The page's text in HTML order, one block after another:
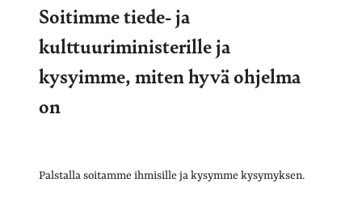
Soitimme tiede- ja
kulttuuriministerille ja
kysyimme, miten hyvä ohjelma
on
Palstalla soitamme ihmisille ja kysymme kysymyksen.